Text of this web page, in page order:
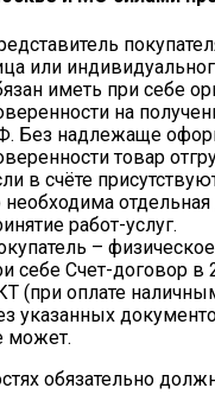
или
иметь при себе
на
Без надлежаще
товар
в счёте
необходима
работ-услуг.
–
себе Счет-договор в
(при оплате
указанных
может.
обязательно